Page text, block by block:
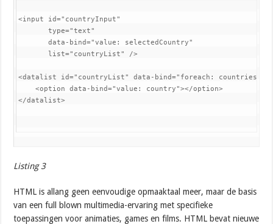
<input id="countryInput"
       type="text"
       data-bind="value: selectedCountry"
       list="countryList" />
<datalist id="countryList" data-bind="foreach: countries">
    <option data-bind="value: country"></option>
</datalist>
Listing 3
HTML is allang geen eenvoudige opmaaktaal meer, maar de basis
van een full blown multimedia-ervaring met specifieke
toepassingen voor animaties, games en films. HTML bevat nieuwe